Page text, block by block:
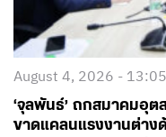
August 4, 2026 - 13:05
‘จุลพันธ์’ ถกสมาคมอุต
ขาดแคลนแรงงานต่าง